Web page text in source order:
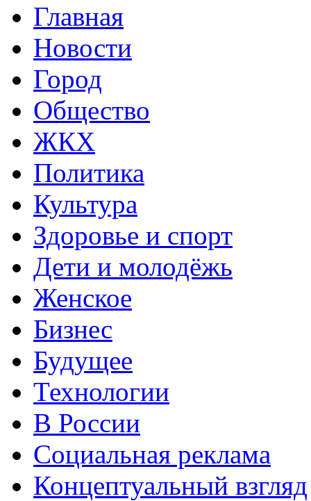
Главная
Новости
Город
Общество
ЖКХ
Политика
Культура
Здоровье и спорт
Дети и молодёжь
Женское
Бизнес
Будущее
Технологии
В России
Социальная реклама
Концептуальный взгляд